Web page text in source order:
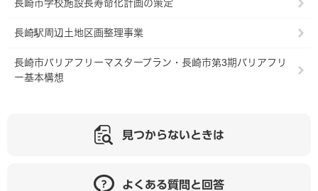
長崎市学校施設長寿命化計画の策定
長崎駅周辺土地区画整理事業
長崎市バリアフリーマスタープラン・長崎市第3期バリアフリ
ー基本構想
見つからないときは
よくある質問と回答